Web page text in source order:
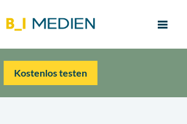
Kostenlos testen